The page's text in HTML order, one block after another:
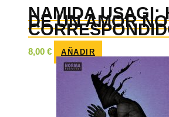
NAMIDA USAGI:
DE UN AMOR NO
8,00 € AÑADIR